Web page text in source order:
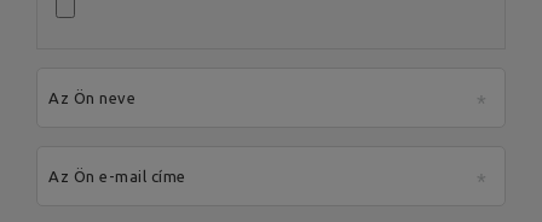
Az Ön neve
Az Ön e-mail címe